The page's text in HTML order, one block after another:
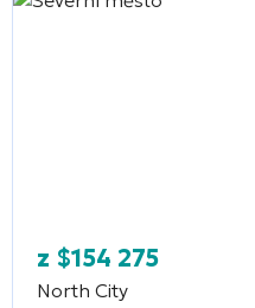
z $154 275
North City